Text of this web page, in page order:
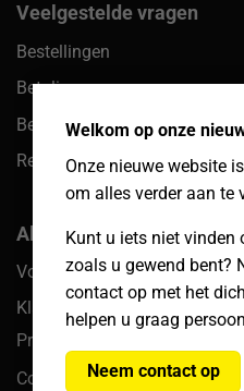
Welkom op onze
Onze nieuwe website
om alles verder aan te
Kunt u iets niet vinden
zoals u gewend bent?
contact op met het
helpen u graag
Neem contact op
Veelgestelde vragen
Bestellingen
Betalingen
Bezorgen & afhalen
Retouren
Algemeen
Voorwaarden
Klachten
Privacy
Cookiebeleid